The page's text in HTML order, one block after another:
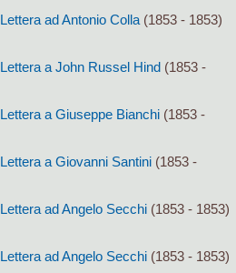
Lettera ad Antonio Colla (1853 - 1853)
Lettera a John Russel Hind (1853 -
Lettera a Giuseppe Bianchi (1853 -
Lettera a Giovanni Santini (1853 -
Lettera ad Angelo Secchi (1853 - 1853)
Lettera ad Angelo Secchi (1853 - 1853)